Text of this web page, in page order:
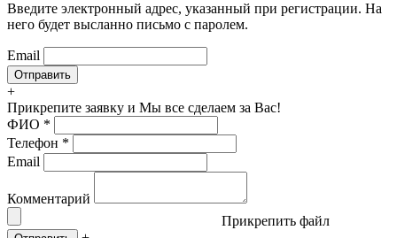
Введите электронный адрес, указанный при регистрации. На
него будет высланно письмо с паролем.
Email
+
Прикрепите заявку и Мы все сделаем за Вас!
ФИО *
Телефон *
Email
Комментарий
Прикрепить файл